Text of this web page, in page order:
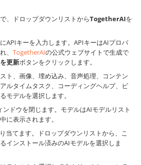
、ドロップダウンリストからTogetherAIを
APIキーを入力します。APIキーはAIプロバ
、 TogetherAIの公式ウェブサイトで生成で
更新ボタンをクリックします。
ト、画像、埋め込み、音声処理、コンテン
ルタイムタスク、コーディングヘルプ、ビ
モデルを選択します。
ンドウを閉じます。モデルはAIモデルリスト
に表示されます。
当てます。ドロップダウンリストから、こ
インストール済みのAIモデルを選択しま